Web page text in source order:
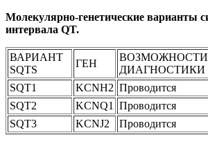
Молекулярно-генетические варианты
интервала QT.
ВАРИАНТ
SQTS
ГЕН
ДИАГНОСТИКИ
SQT1
KCNH2 Проводится
SQT2
KCNQ1
Проводится
SQT3
KCNJ2 Проводится